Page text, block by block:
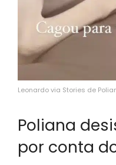
Leonardo via Stories de
Poliana
por conta